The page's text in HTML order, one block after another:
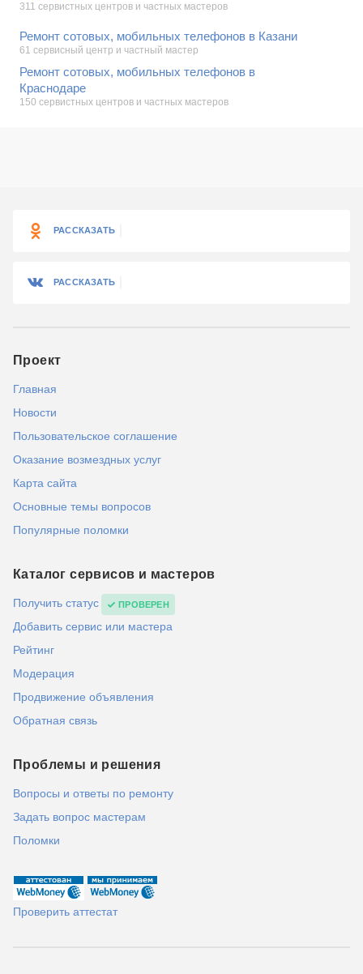
311 сервистных центров и частных мастеров
Ремонт сотовых, мобильных телефонов в Казани
61 сервисный центр и частный мастер
Ремонт сотовых, мобильных телефонов в
Краснодаре
150 сервистных центров и частных мастеров
РАССКАЗАТЬ
РАССКАЗАТЬ
Проект
Главная
Новости
Пользовательское соглашение
Оказание возмездных услуг
Карта сайта
Основные темы вопросов
Популярные поломки
Каталог сервисов и мастеров
Получить статус ПРОВЕРЕН
Добавить сервис или мастера
Рейтинг
Модерация
Продвижение объявления
Обратная связь
Проблемы и решения
Вопросы и ответы по ремонту
Задать вопрос мастерам
Поломки
Проверить аттестат